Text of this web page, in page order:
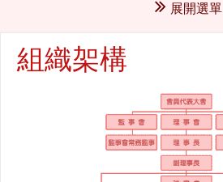
展開選單
組織架構